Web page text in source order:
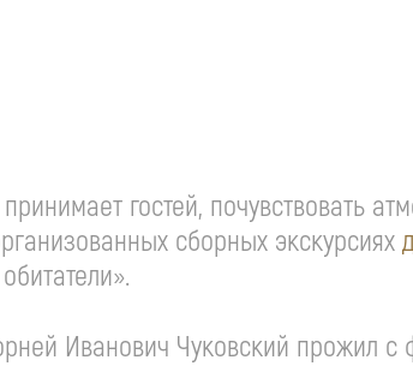
гостей, почувствовать
сборных экскурсиях
Иванович Чуковский прожил с